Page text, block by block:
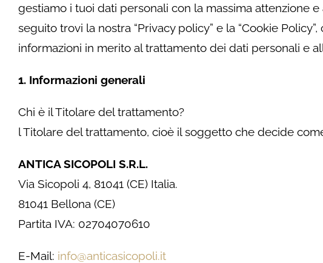
gestiamo i tuoi dati personali con la massima attenzione
seguito trovi la nostra “Privacy policy” e la “Cookie
informazioni in merito al trattamento dei dati personali e
1. Informazioni generali
Chi è il Titolare del trattamento?
l Titolare del trattamento, cioè il soggetto che decide
ANTICA SICOPOLI S.R.L.
Via Sicopoli 4, 81041 (CE) Italia.
81041 Bellona (CE)
Partita IVA: 02704070610
E-Mail: info@anticasicopoli.it